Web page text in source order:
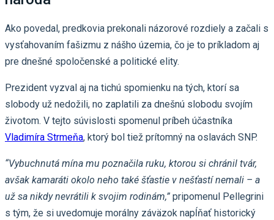
Ako povedal, predkovia prekonali názorové rozdiely a začali s
vysťahovaním fašizmu z nášho územia, čo je to príkladom aj
pre dnešné spoločenské a politické elity.
Prezident vyzval aj na tichú spomienku na tých, ktorí sa
slobody už nedožili, no zaplatili za dnešnú slobodu svojím
životom. V tejto súvislosti spomenul príbeh účastníka
Vladimíra Strmeňa, ktorý bol tiež prítomný na oslavách SNP.
“Vybuchnutá mína mu poznačila ruku, ktorou si chránil tvár,
avšak kamaráti okolo neho také šťastie v nešťastí nemali – a
už sa nikdy nevrátili k svojim rodinám,” pripomenul Pellegrini
s tým, že si uvedomuje morálny záväzok napĺňať historický